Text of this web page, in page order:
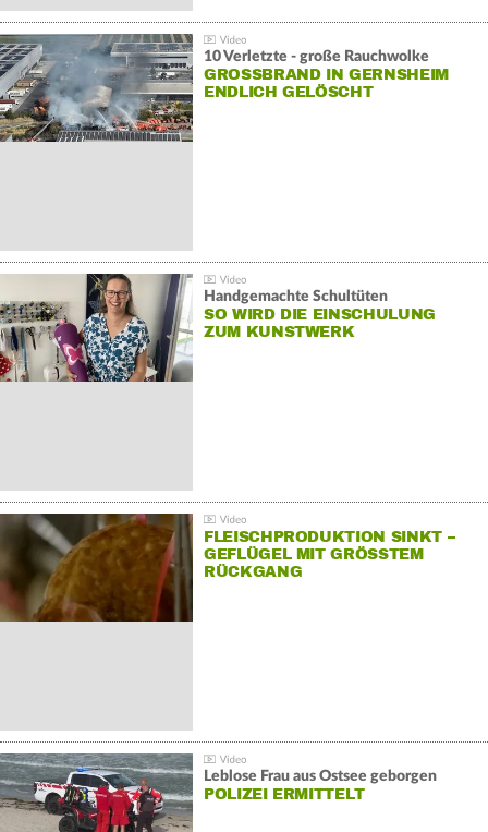
10 Verletzte - große Rauchwolke
GROSSBRAND IN GERNSHEIM E
NDLICH GELÖSCHT
Handgemachte Schultüten
SO WIRD DIE EINSCHULUNG
ZUM KUNSTWERK
FLEISCHPRODUKTION SINKT –
GEFLÜGEL MIT GRÖSSTEM R
ÜCKGANG
Leblose Frau aus Ostsee geborgen
POLIZEI ERMITTELT